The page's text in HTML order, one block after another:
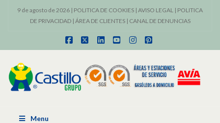
9 de agosto de 2026 | POLITICA DE COOKIES | AVISO LEGAL | POLITICA
DE PRIVACIDAD| ÁREA DE CLIENTES| CANAL DE DENUNCIAS
Facebook
X LinkedInYouTubeInstagram
Pinterest
Menu